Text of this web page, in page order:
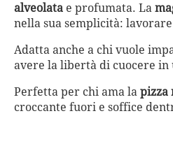
alveolata e profumata. La
nella sua semplicità:
Adatta anche a chi vuole
avere la libertà di cuocere in
Perfetta per chi ama la pizza
croccante fuori e soffice